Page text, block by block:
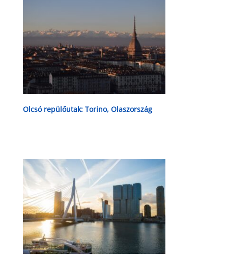
Olcsó repülőutak: Torino, Olaszország